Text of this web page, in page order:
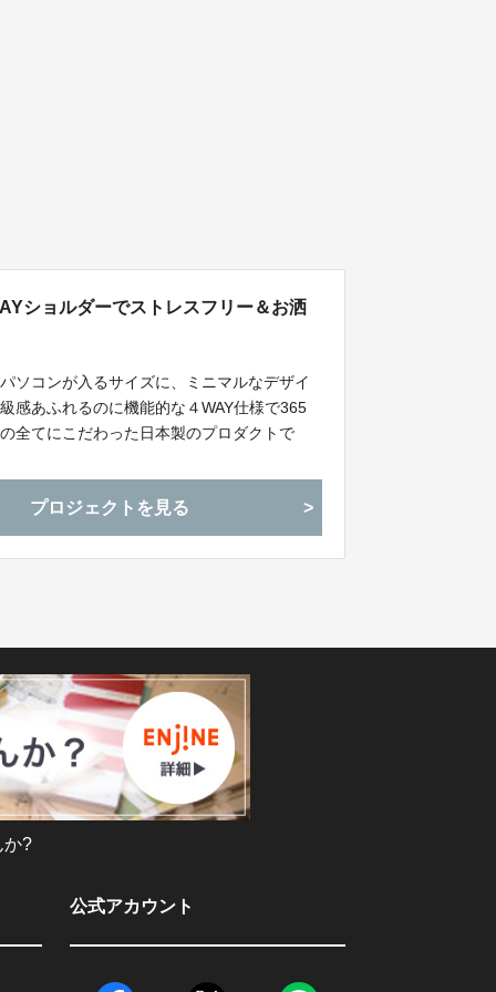
ショルダーでストレスフリー＆お洒
ソコンが入るサイズに、ミニマルなデザイ
感あふれるのに機能的な４WAY仕様で365
全てにこだわった日本製のプロダクトで
プロジェクトを見る
か?
公式アカウント